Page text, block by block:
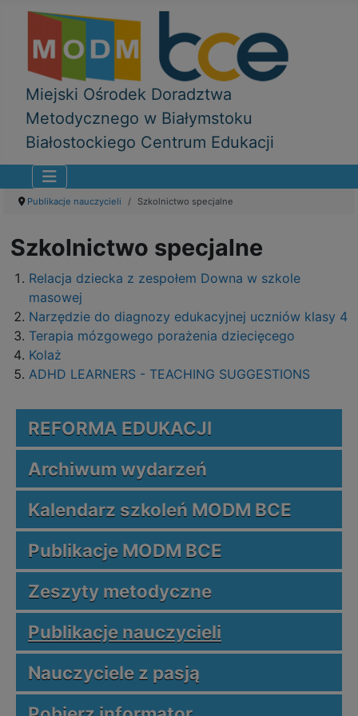
Miejski Ośrodek Doradztwa
Metodycznego w Białymstoku
Białostockiego Centrum Edukacji
Publikacje nauczycieli Szkolnictwo specjalne
Szkolnictwo specjalne
Relacja dziecka z zespołem Downa w szkole
masowej
Narzędzie do diagnozy edukacyjnej uczniów klasy 4
Terapia mózgowego porażenia dziecięcego
Kolaż
ADHD LEARNERS - TEACHING SUGGESTIONS
REFORMA EDUKACJI
Archiwum wydarzeń
Kalendarz szkoleń MODM BCE
Publikacje MODM BCE
Zeszyty metodyczne
Publikacje nauczycieli
Nauczyciele z pasją